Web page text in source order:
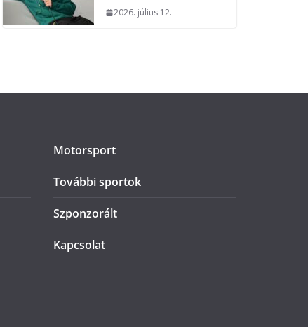
2026. július 12.
Motorsport
További sportok
Szponzorált
Kapcsolat